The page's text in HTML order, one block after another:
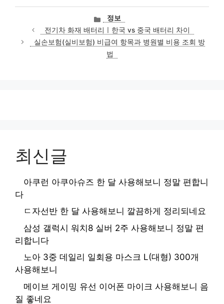
카
테
고
리
정보
전기차 화재 배터리ㅣ한국 vs 중국 배터리 차이
실손보험(실비보험) 비급여 항목과 병원별 비용 조회 방
법
최신글
아쿠런 아쿠아슈즈 한 달 사용해보니 정말 편합니
다
ㄷ자선반 한 달 사용해보니 깔끔하게 정리되네요
삼성 갤럭시 워치8 실버 2주 사용해보니 정말 편
리합니다
노아 3중 데일리 일회용 마스크 L(대형) 300개
사용해보니
메이브 게이밍 유선 이어폰 마이크 사용해보니 음
질 좋네요